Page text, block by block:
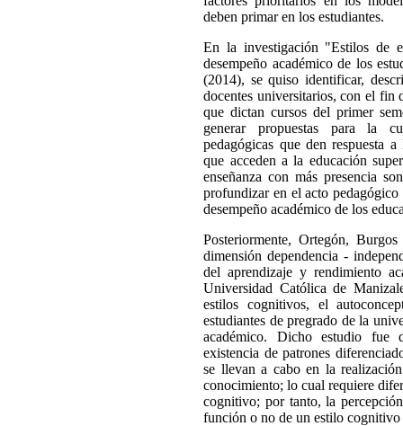
deben primar en los estudiantes.
En la investigación "Estilos de
desempeño académico de los
(2014), se quiso identificar,
docentes universitarios, con el fin
que dictan cursos del primer
generar propuestas para la
pedagógicas que den respuesta
que acceden a la educación
enseñanza con más presencia
profundizar en el acto
desempeño académico de los
Posteriormente, Ortegón,
dimensión dependencia -
del aprendizaje y rendimiento
Universidad Católica de
estilos cognitivos, el
estudiantes de pregrado de la
académico. Dicho estudio fue
existencia de patrones
se llevan a cabo en la
conocimiento; lo cual requiere
cognitivo; por tanto, la
función o no de un estilo cognitivo